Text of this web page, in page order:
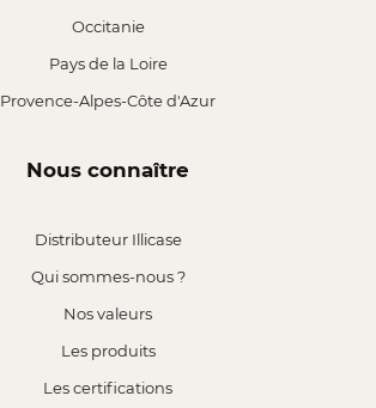
Occitanie
Pays de la Loire
Provence-Alpes-Côte d'Azur
Nous connaître
Distributeur Illicase
Qui sommes-nous ?
Nos valeurs
Les produits
Les certifications